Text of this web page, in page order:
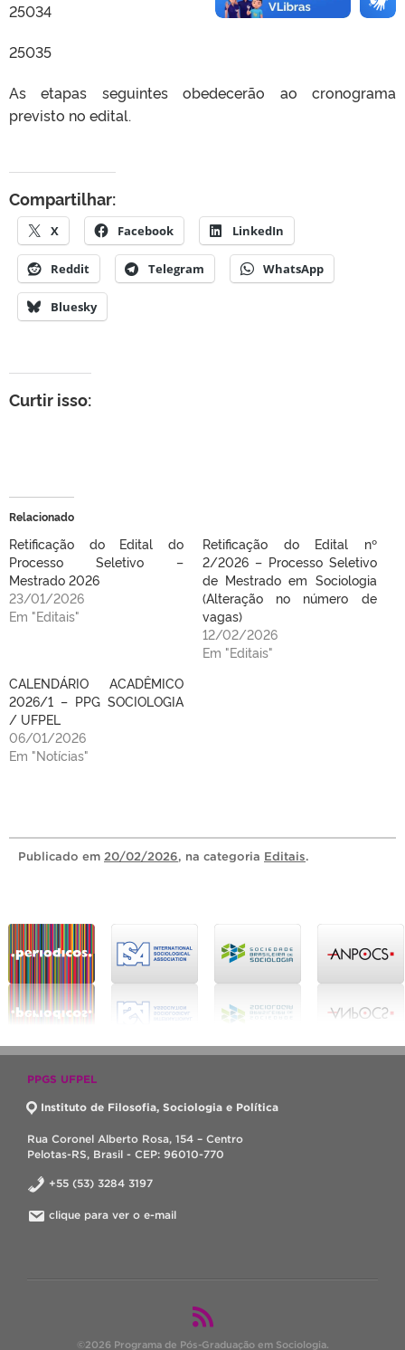
25034
25035
As etapas seguintes obedecerão ao cronograma
previsto no edital.
Compartilhar:
X Facebook LinkedIn
Reddit Telegram WhatsApp
Bluesky
Curtir isso:
Relacionado
Retificação do Edital do
Processo Seletivo –
Mestrado 2026
23/01/2026
Em "Editais"
Retificação do Edital nº
2/2026 – Processo Seletivo
de Mestrado em Sociologia
(Alteração no número de
vagas)
12/02/2026
Em "Editais"
CALENDÁRIO ACADÊMICO
2026/1 – PPG SOCIOLOGIA
/ UFPEL
06/01/2026
Em "Notícias"
Publicado em 20/02/2026, na categoria Editais.
PPGS UFPEL
Instituto de Filosofia, Sociologia e Política
Rua Coronel Alberto Rosa, 154 – Centro
Pelotas-RS, Brasil - CEP: 96010-770
+55 (53) 3284 3197
clique para ver o e-mail
©2026 Programa de Pós-Graduação em Sociologia.